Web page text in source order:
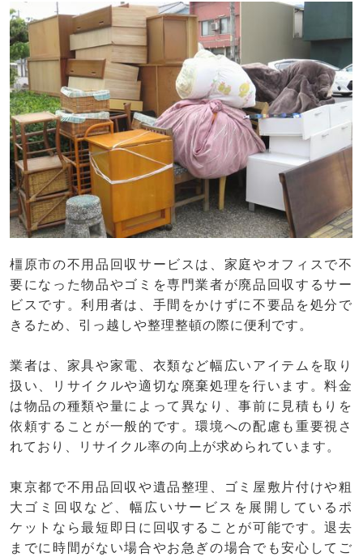
橿原市の不用品回収サービスは、家庭やオフィスで不
要になった物品やゴミを専門業者が廃品回収するサー
ビスです。利用者は、手間をかけずに不要品を処分で
きるため、引っ越しや整理整頓の際に便利です。
業者は、家具や家電、衣類など幅広いアイテムを取り
扱い、リサイクルや適切な廃棄処理を行います。料金
は物品の種類や量によって異なり、事前に見積もりを
依頼することが一般的です。環境への配慮も重要視さ
れており、リサイクル率の向上が求められています。
東京都で不用品回収や遺品整理、ゴミ屋敷片付けや粗
大ゴミ回収など、幅広いサービスを展開しているポ
ケットなら最短即日に回収することが可能です。退去
までに時間がない場合やお急ぎの場合でも安心してご